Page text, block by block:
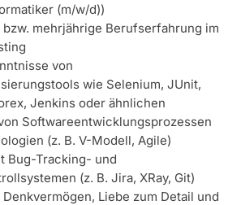
(m/w/d))
bzw. mehrjährige Berufserfahrung im
von
wie Selenium, JUnit,
Jenkins oder ähnlichen
Softwareentwicklungsprozessen
(z. B. V-Modell, Agile)
Bug-Tracking- und
(z. B. Jira, XRay, Git)
Liebe zum Detail und